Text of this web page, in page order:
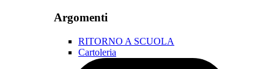
Argomenti
RITORNO A SCUOLA
Cartoleria